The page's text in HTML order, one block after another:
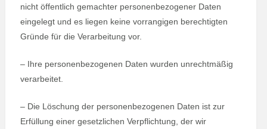
nicht öffentlich gemachter personenbezogener Daten
eingelegt und es liegen keine vorrangigen berechtigten
Gründe für die Verarbeitung vor.
– Ihre personenbezogenen Daten wurden unrechtmäßig
verarbeitet.
– Die Löschung der personenbezogenen Daten ist zur
Erfüllung einer gesetzlichen Verpflichtung, der wir